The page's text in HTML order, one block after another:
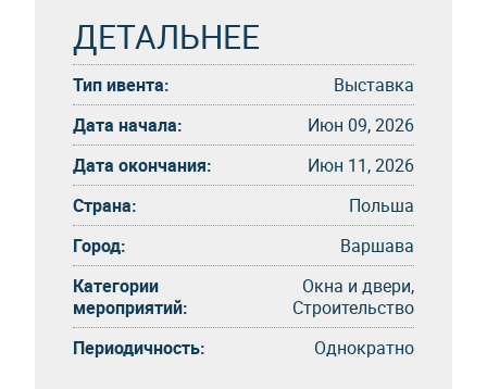
ДЕТАЛЬНЕЕ
Тип ивента:
Выставка
Дата начала:
Июн 09, 2026
Дата окончания:
Июн 11, 2026
Страна:
Польша
Город:
Варшава
Категории
мероприятий:
Окна и двери,
Строительство
Периодичность:
Однократно